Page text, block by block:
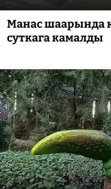
Манас шаарында
суткага камалды